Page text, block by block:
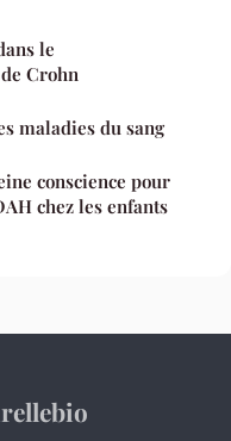
le
Crohn
maladies du sang
conscience pour
chez les enfants